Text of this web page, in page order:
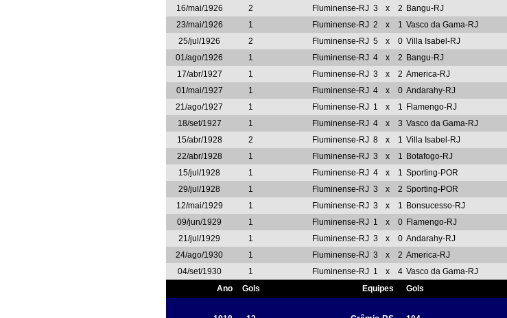
16/mai/1926
2 Fluminense-RJ 3 x 2 Bangu-RJ
23/mai/1926
1 Fluminense-RJ 2 x 1 Vasco da Gama-RJ
25/jul/1926
2 Fluminense-RJ 5 x 0 Villa Isabel-RJ
01/ago/1926
1 Fluminense-RJ 4 x 2 Bangu-RJ
17/abr/1927
1 Fluminense-RJ 3 x 2 America-RJ
01/mai/1927
1 Fluminense-RJ 4 x 0 Andarahy-RJ
21/ago/1927
1 Fluminense-RJ 1 x 1 Flamengo-RJ
18/set/1927
1 Fluminense-RJ 4 x 3 Vasco da Gama-RJ
15/abr/1928
2 Fluminense-RJ 8 x 1 Villa Isabel-RJ
22/abr/1928
1 Fluminense-RJ 3 x 1 Botafogo-RJ
15/jul/1928
1 Fluminense-RJ 4 x 1 Sporting-POR
29/jul/1928
1 Fluminense-RJ 3 x 2 Sporting-POR
12/mai/1929
1 Fluminense-RJ 3 x 1 Bonsucesso-RJ
09/jun/1929
1 Fluminense-RJ 1 x 0 Flamengo-RJ
21/jul/1929
1 Fluminense-RJ 3 x 0 Andarahy-RJ
24/ago/1930
1 Fluminense-RJ 3 x 2 America-RJ
04/set/1930
1 Fluminense-RJ 1 x 4 Vasco da Gama-RJ
Ano
Gols Equipes Gols